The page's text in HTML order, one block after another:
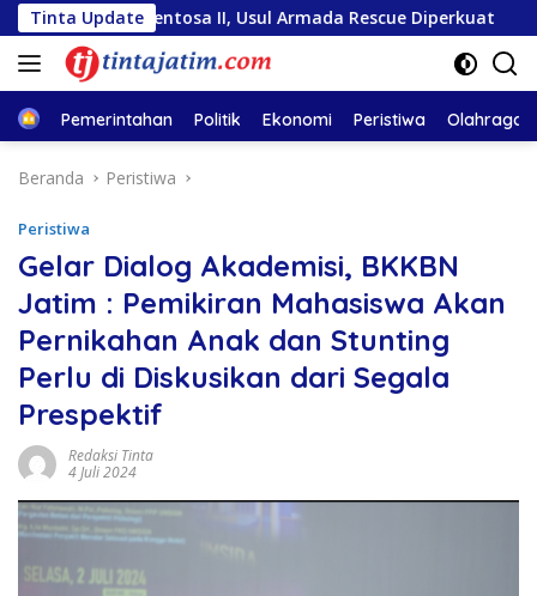
Langsung
ke
konten
Tinta Update
Sentosa II, Usul Armada Rescue Diperkuat Sambut
HomePemerintahan Politik Ekonomi Peristiwa Olahraga
Beranda Peristiwa
Peristiwa
Gelar Dialog Akademisi, BKKBN
Jatim : Pemikiran Mahasiswa Akan
Pernikahan Anak dan Stunting
Perlu di Diskusikan dari Segala
Prespektif
Redaksi Tinta
4 Juli 2024